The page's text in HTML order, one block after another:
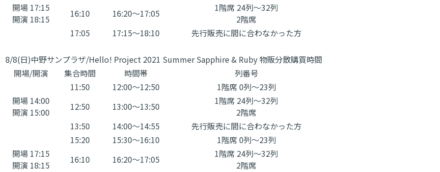
開場 17:15
開演 18:15
16:10
16:20～17:05
1階席 24列～32列
2階席
17:05
17:15～18:10 先行販売に間に合わなかった方
8/8(日)中野サンプラザ/Hello! Project 2021 Summer Sapphire & Ruby 物販分散購買時間
開場/開演
集合時間 時間帯 列番号
開場 14:00
開演 15:00
11:50 12:00～12:50
1階席 0列～23列
12:50
13:00～13:50
1階席 24列～32列
2階席
13:50
14:00～14:55 先行販売に間に合わなかった方
開場 17:15
開演 18:15
15:20 15:30～16:10
1階席 0列～23列
16:10
16:20～17:05
1階席 24列～32列
2階席